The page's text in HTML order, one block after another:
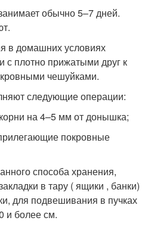
обычно 5–7 дней.
в домашних условиях
с плотно прижатыми друг к
чешуйками.
следующие операции:
на 4–5 мм от донышка;
покровные
способа хранения,
в тару ( ящики , банки)
для подвешивания в пучках
и более см.